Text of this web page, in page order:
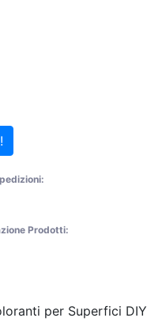
Prodotti:
per Superfici DIY